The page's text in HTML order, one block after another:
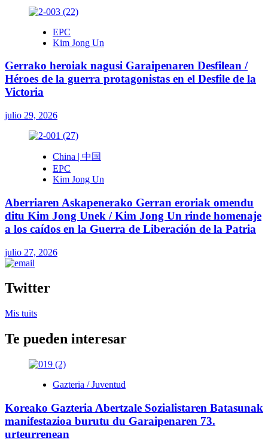
EPC
Kim Jong Un
Gerrako heroiak nagusi Garaipenaren Desfilean /
Héroes de la guerra protagonistas en el Desfile de la
Victoria
julio 29, 2026
China | 中国
EPC
Kim Jong Un
Aberriaren Askapenerako Gerran eroriak omendu
ditu Kim Jong Unek / Kim Jong Un rinde homenaje
a los caídos en la Guerra de Liberación de la Patria
julio 27, 2026
Twitter
Mis tuits
Te pueden interesar
Gazteria / Juventud
Koreako Gazteria Abertzale Sozialistaren Batasunak
manifestazioa burutu du Garaipenaren 73.
urteurrenean